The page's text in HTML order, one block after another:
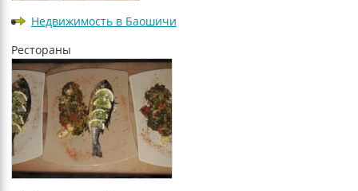
Недвижимость в Баошичи
Рестораны